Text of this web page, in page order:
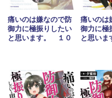
痛いのは嫌なので防
御力に極振りしたい
と思います。 １０
痛いのは
御力に極
と思い